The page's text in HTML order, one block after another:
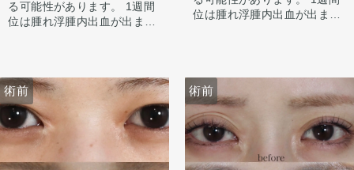
跡を目立ちにくくすることが
できます。それ以外にも凹み
る可能性があります。 1週間
位は腫れ浮腫内出血が出ます
長続く（1ヶ月くらい）方が
います。 微妙な左右差は出る
ことがあります。 合併症が起
こっても当院で責任を持って
治療します。 手術を受けた人
全員が写真の様な変化をする
くくなるよう修正していま
位は腫れ浮腫内出血が出ます
います。 微妙な左右差は出る
ことがあります。 合併症が起
こっても当院で責任を持って
治療します。 手術を受けた人
全員が写真の様な変化をする
わけではない事にも注意して
術前 術前